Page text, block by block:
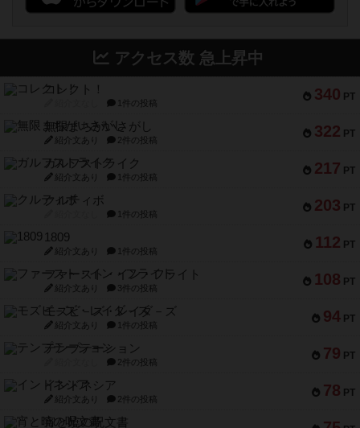
アクセス数 急上昇中
340 PT
コレクト！
1件の投稿
322 PT
無限まちがいさがし
紹介文あり 2件の投稿
217 PT
ガルフストライク
紹介文あり 1件の投稿
203 PT
クルティボ
1件の投稿
112 PT
1809
紹介文あり 1件の投稿
108 PT
ファースト・イン・フライト
紹介文あり 3件の投稿
94 PT
モズビ－ズ・レイダ－ズ
紹介文あり 1件の投稿
79 PT
テンプテーション
2件の投稿
78 PT
インドネシア
紹介文あり 2件の投稿
宵と暁の呪文書